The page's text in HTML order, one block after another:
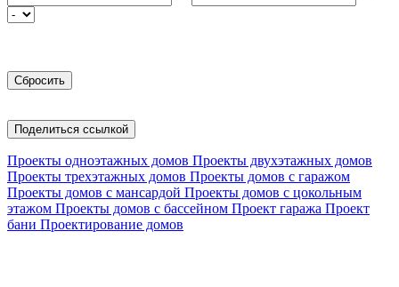
Поделиться ссылкой
Проекты одноэтажных домов Проекты двухэтажных домов
Проекты трехэтажных домов Проекты домов с гаражом
Проекты домов с мансардой Проекты домов с цокольным
этажом Проекты домов с бассейном Проект гаража Проект
бани Проектирование домов